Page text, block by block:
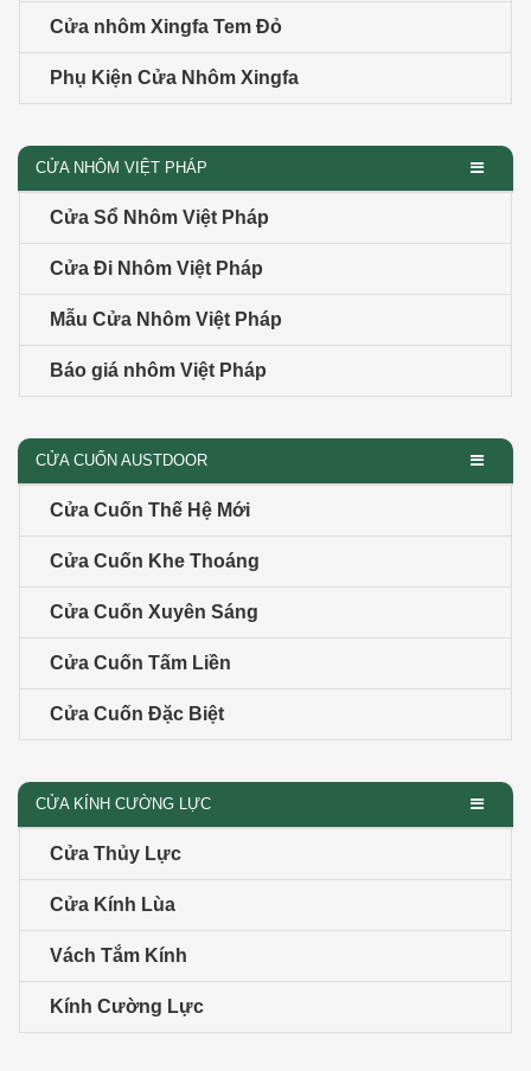
Cửa nhôm Xingfa Tem Đỏ
Phụ Kiện Cửa Nhôm Xingfa
CỬA NHÔM VIỆT PHÁP
Cửa Sổ Nhôm Việt Pháp
Cửa Đi Nhôm Việt Pháp
Mẫu Cửa Nhôm Việt Pháp
Báo giá nhôm Việt Pháp
CỬA CUỐN AUSTDOOR
Cửa Cuốn Thế Hệ Mới
Cửa Cuốn Khe Thoáng
Cửa Cuốn Xuyên Sáng
Cửa Cuốn Tấm Liền
Cửa Cuốn Đặc Biệt
CỬA KÍNH CƯỜNG LỰC
Cửa Thủy Lực
Cửa Kính Lùa
Vách Tắm Kính
Kính Cường Lực